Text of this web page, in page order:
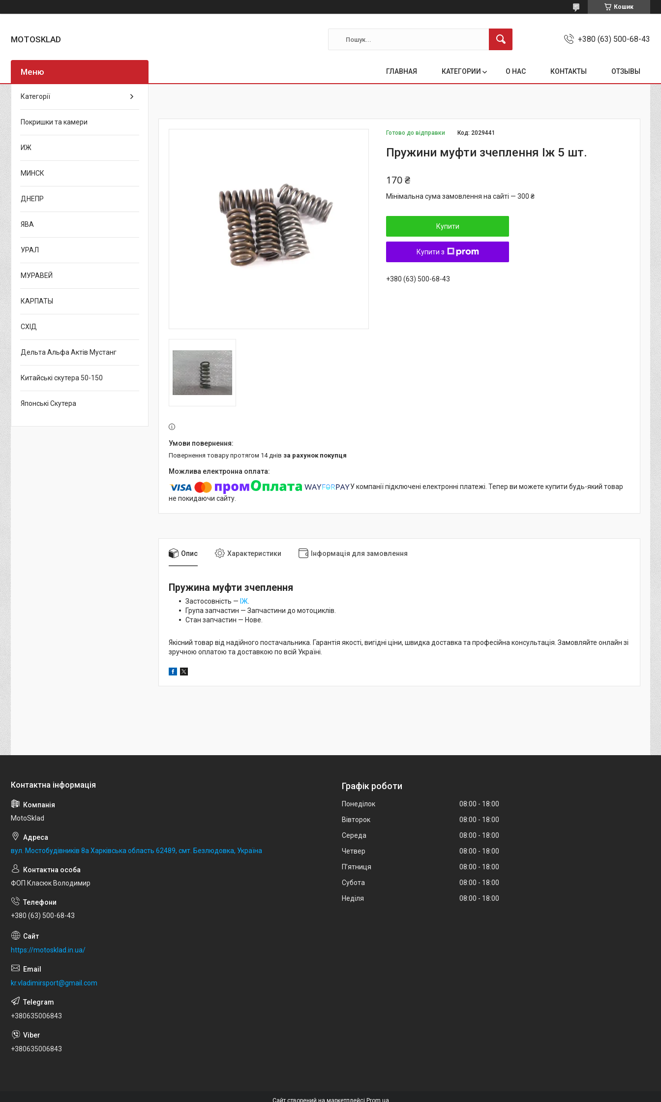
Кошик
MOTOSKLAD +380 (63) 500-68-43
ГЛАВНАЯ КАТЕГОРИИ О НАС КОНТАКТЫ ОТЗЫВЫ
Готово до відправки Код: 2029441
Пружини муфти зчеплення Іж 5 шт.
170 ₴
Мінімальна сума замовлення на сайті — 300 ₴
Купити
Купити з
+380 (63) 500-68-43
повернення товару протягом 14 днів за рахунок покупця
У компанії підключені електронні платежі. Тепер ви можете купити будь-який товар
не покидаючи сайту.
Опис Характеристики Інформація для замовлення
Пружина муфти зчеплення
Застосовність — ІЖ
Група запчастин — Запчастини до мотоциклів.
Стан запчастин — Нове.
Якісний товар від надійного постачальника. Гарантія якості, вигідні ціни, швидка доставка та професійна консультація. Замовляйте онлайн зі
зручною оплатою та доставкою по всій Україні.
Категорії
Покришки та камери
ИЖ
МИНСК
ДНЕПР
ЯВА
УРАЛ
МУРАВЕЙ
КАРПАТЫ
СХІД
Дельта Альфа Актів Мустанг
Китайські скутера 50-150
Японські Скутера
MotoSklad
вул. Мостобудівників 8а Харківська область 62489, смт. Безлюдовка, Україна
ФОП Класюк Володимир
+380 (63) 500-68-43
https://motosklad.in.ua/
kr.vladimirsport@gmail.com
+380635006843
+380635006843
Графік роботи
Понеділок 08:00
18:00
Вівторок
08:00
18:00
Середа
08:00
18:00
Четвер
08:00
18:00
Пʼятниця
08:00
18:00
Субота
08:00
18:00
Неділя
08:00 18:00
Сайт створений на маркетплейсі Prom.ua